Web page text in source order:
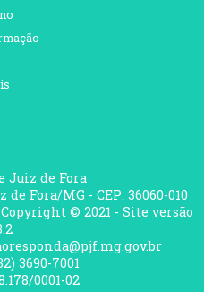
Juiz de Fora
Fora/MG - CEP: 36060-010
© 2021 - Site versão
3690-7001
0001-02